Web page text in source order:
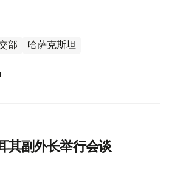
部 哈萨克斯坦
其副外长举行会谈